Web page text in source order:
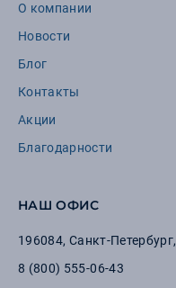
О компании
Новости
Блог
Контакты
Акции
Благодарности
НАШ ОФИС
196084, Санкт-Петербург,
8 (800) 555-06-43